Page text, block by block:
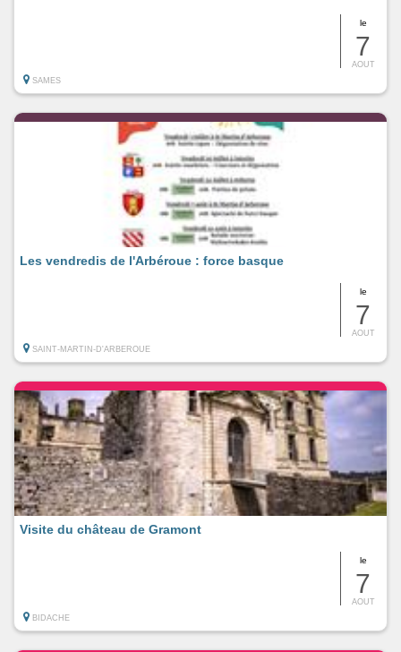
le
7
AOUT
SAMES
le
7
AOUT
Les vendredis de l'Arbéroue : force basque
SAINT-MARTIN-D'ARBEROUE
le
7
AOUT
Visite du château de Gramont
BIDACHE